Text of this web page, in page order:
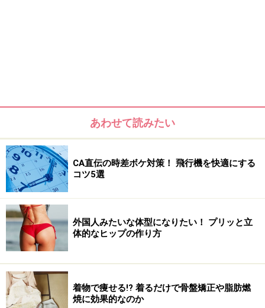
人気の牛乳石鹸の香り付きボディクリーム。赤箱ビューティ
赤い箱で有名なあの牛乳石鹸のボディクリーム 。カウブ
ランド 赤箱、1928年の発売開始から現在まで91年間愛
され続けているブランドから初のシリーズ商品というか
ら驚きです。しかも人気の赤箱せっけんの香り付き。付
け心地はさらりとしているのに、馴染ませた肌は瞬時に
しっとり。なのに、べたつきにくいという優れもので
す。
あわせて読みたい
CA直伝の時差ボケ対策！ 飛行機を快適にする
コツ5選
外国人みたいな体型になりたい！ プリッと立
体的なヒップの作り方
着物で痩せる!? 着るだけで骨盤矯正や脂肪燃
焼に効果的なのか